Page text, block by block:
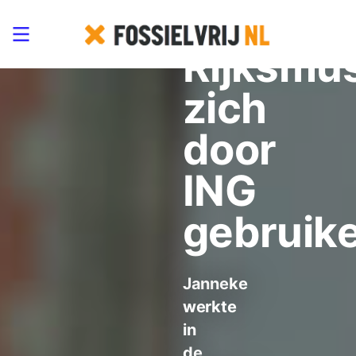
het
zich
door
ING
Janneke
werkte
in